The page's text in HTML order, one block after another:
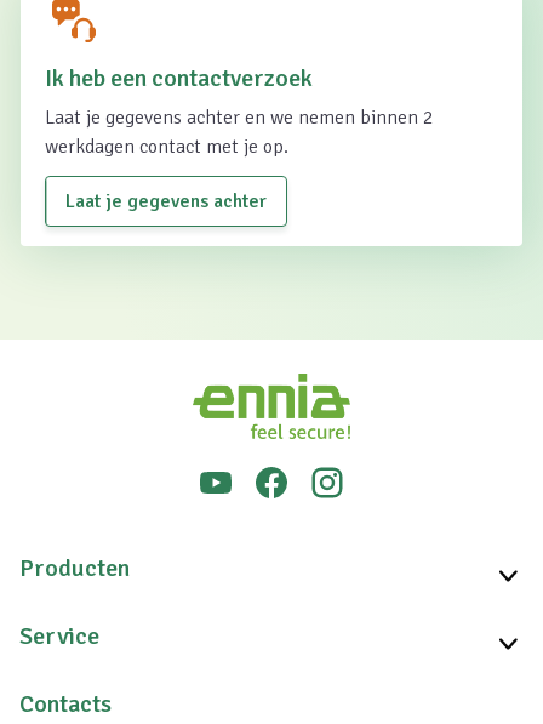
Ik heb een contactverzoek
Laat je gegevens achter en we nemen binnen 2
werkdagen contact met je op.
Laat je gegevens achter
Producten
Service
Contacts